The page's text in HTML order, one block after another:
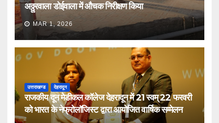
अठ्ठुरवाला डोईवाला में औचक निरीक्षण किया
MAR 1, 2026
उत्तराखण्ड देहरादून
राजकीय दून मेडीकल कॉलेज देहरादून में 21 स्वम् 22 फरवरी
को भारत के नेफ्रोलॉजिस्ट द्वारा आयोजित वार्षिक सम्मेलन